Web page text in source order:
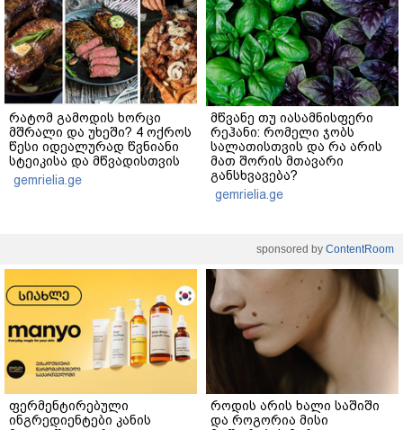
რატომ გამოდის ხორცი
მშრალი და უხეში? 4 ოქროს
წესი იდეალურად წვნიანი
სტეიკისა და მწვადისთვის
gemrielia.ge
მწვანე თუ იასამნისფერი
რეჰანი: რომელი ჯობს
სალათისთვის და რა არის
მათ შორის მთავარი
განსხვავება?
gemrielia.ge
sponsored by ContentRoom
ფერმენტირებული
ინგრედიენტები კანის
როდის არის ხალი საშიში
და როგორია მისი